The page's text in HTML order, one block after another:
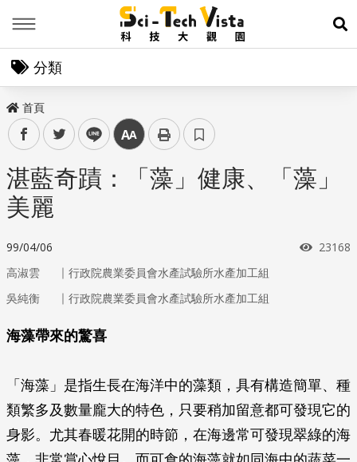
展
分類
首頁
facebooktwitter line 中
湛藍奇蹟：「藻」健康、「藻」
美麗
99/04/06 瀏覽次
23168
高淑雲 ｜ 行政院農業委員會水產試驗所水產加工組
吳純衡
｜ 行政院農業委員會水產試驗所水產加工組
海藻帶來的驚喜
「海藻」是指生長在海洋中的藻類，具有構造簡單、種
類繁多及數量龐大的特色，只要稍加留意都可發現它的
身影。尤其春暖花開的時節，在海邊常可發現翠綠的海